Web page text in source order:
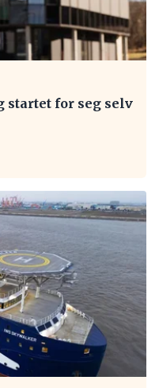
startet for seg selv